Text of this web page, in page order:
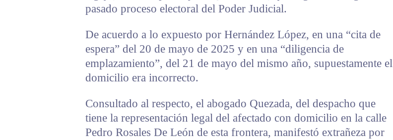
pasado proceso electoral del Poder Judicial.
De acuerdo a lo expuesto por Hernández López, en una “cita de
espera” del 20 de mayo de 2025 y en una “diligencia de
emplazamiento”, del 21 de mayo del mismo año, supuestamente el
domicilio era incorrecto.
Consultado al respecto, el abogado Quezada, del despacho que
tiene la representación legal del afectado con domicilio en la calle
Pedro Rosales De León de esta frontera, manifestó extrañeza por